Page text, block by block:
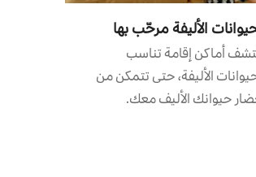
الأليفة مرحّب بها
أماكن إقامة تناسب
الأليفة، حتى تتمكن من
حيوانك الأليف معك.